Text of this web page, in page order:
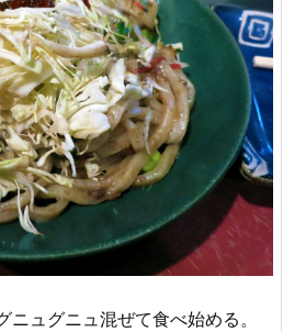
ュグニュ混ぜて食べ始める。